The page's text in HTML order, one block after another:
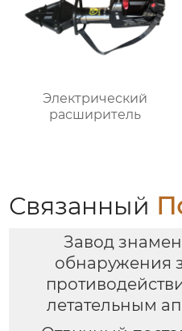
Электрический
расширитель
Связанный
Завод
обнаружения
летательным